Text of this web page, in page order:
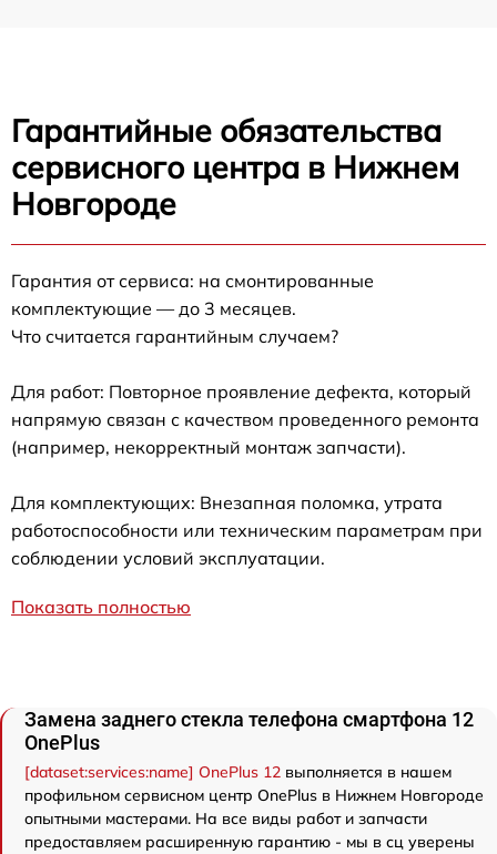
Гарантийные обязательства
сервисного центра в Нижнем
Новгороде
Гарантия от сервиса: на смонтированные
комплектующие — до 3 месяцев.
Что считается гарантийным случаем?
Для работ: Повторное проявление дефекта, который
напрямую связан с качеством проведенного ремонта
(например, некорректный монтаж запчасти).
Для комплектующих: Внезапная поломка, утрата
работоспособности или техническим параметрам при
соблюдении условий эксплуатации.
Показать полностью
Замена заднего стекла телефона смартфона 12
OnePlus
[dataset:services:name] OnePlus 12 выполняется в нашем
профильном сервисном центр OnePlus в Нижнем Новгороде
опытными мастерами. На все виды работ и запчасти
предоставляем расширенную гарантию - мы в сц уверены